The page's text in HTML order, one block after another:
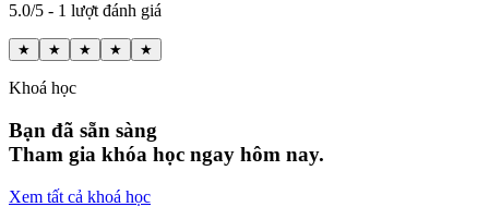
5.0/5 - 1 lượt đánh giá
★ ★ ★ ★ ★
Khoá học
Bạn đã sẵn sàng
Tham gia khóa học ngay hôm nay.
Xem tất cả khoá học